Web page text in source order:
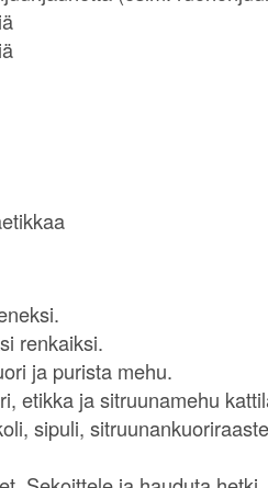
renkaiksi.
ja purista mehu.
etikka ja sitruunamehu
sipuli,